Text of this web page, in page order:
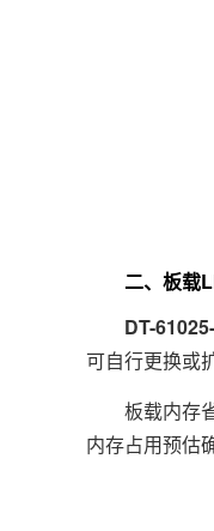
二、板载
DT-
可自行更换或
板载内存省
内存占用预估